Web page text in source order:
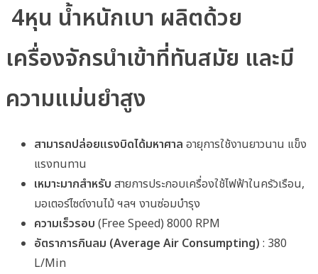
4หุน น้ำหนักเบา ผลิตด้วย
เครื่องจักรนำเข้าที่ทันสมัย และมี
ความแม่นยำสูง
สามารถปล่อยแรงบิดได้มหาศาล อายุการใช้งานยาวนาน แข็ง
แรงทนทาน
เหมาะมากสำหรับ สายการประกอบเครื่องใช้ไฟฟ้าในครัวเรือน,
มอเตอร์ไซด์งานไม้ ฯลฯ งานซ่อมบำรุง
ความเร็วรอบ (Free Speed) 8000 RPM
อัตราการกินลม (Average Air Consumpting) : 380
L/Min